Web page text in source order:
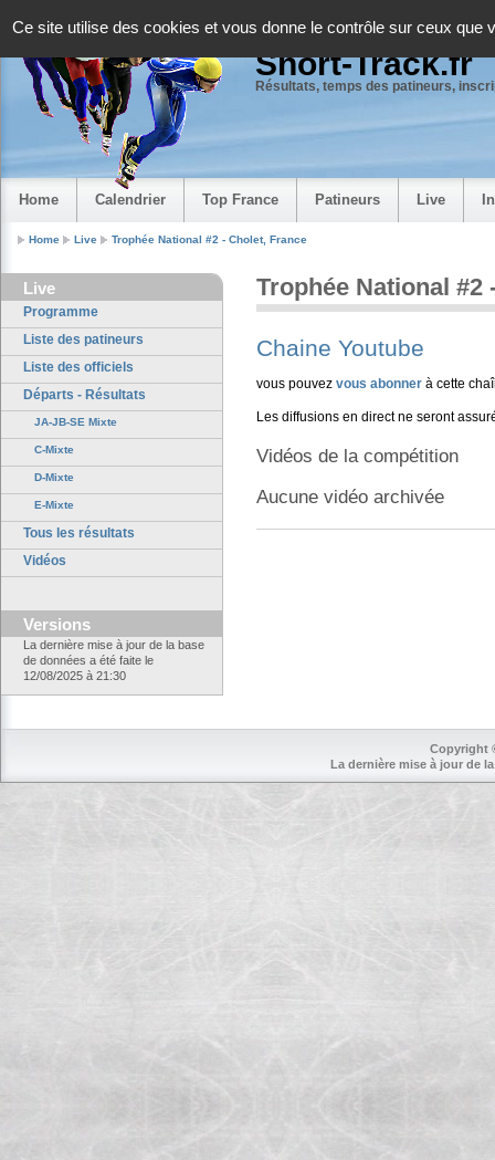
Ce site utilise des cookies et vous donne le contrôle sur ceux que
Short-Track.fr
Résultats, temps des patineurs,
Home Calendrier Top France Patineurs Live
Home Live Trophée National #2 - Cholet, France
Live
Programme
Liste des patineurs
Liste des officiels
Départs - Résultats
JA-JB-SE Mixte
C-Mixte
D-Mixte
E-Mixte
Tous les résultats
Vidéos
Versions
La dernière mise à jour de la base
de données a été faite le
12/08/2025 à 21:30
Trophée National #2
Chaine Youtube
vous pouvez vous abonner à cette
Les diffusions en direct ne seront
Vidéos de la compétition
Aucune vidéo archivée
Copyright
La dernière mise à jour de